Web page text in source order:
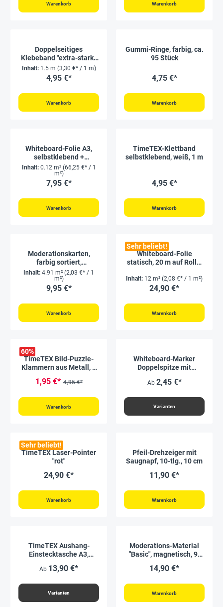
Warenkorb Warenkorb
Doppelseitiges
Klebeband "extra-stark",
ca. 1,5 m, 19 mm
Inhalt: 1.5 m (3,30 €* / 1 m)
4,95 €*
Warenkorb
Gummi-Ringe, farbig, ca.
95 Stück
4,75 €*
Warenkorb
Whiteboard-Folie A3,
selbstklebend +
magnethaftend
Inhalt: 0.12 m² (66,25 €* / 1
m²)
7,95 €*
Warenkorb
TimeTEX-Klettband
selbstklebend, weiß, 1 m
4,95 €*
Warenkorb
Moderationskarten,
farbig sortiert,
rechteckig, 9,5 x 20,5 cm,
250 Stück
Inhalt: 4.91 m² (2,03 €* / 1
m²)
9,95 €*
Warenkorb
Sehr beliebt!
Whiteboard-Folie
statisch, 20 m auf Rolle,
Inhalt: 12 m² (2,08 €* / 1 m²)
24,90 €*
Warenkorb
60%
TimeTEX Bild-Puzzle-
Klammern aus Metall, 8
1,95 €* 4,95 €*
Warenkorb
Whiteboard-Marker
Doppelspitze mit
Ab 2,45 €*
Varianten
Sehr beliebt!
TimeTEX Laser-Pointer
"rot"
24,90 €*
Warenkorb
Pfeil-Drehzeiger mit
Saugnapf, 10-tlg., 10 cm
11,90 €*
Warenkorb
TimeTEX Aushang-
Einstecktasche A3,
Ab 13,90 €*
Varianten
Moderations-Material
"Basic", magnetisch, 9-
14,90 €*
Warenkorb